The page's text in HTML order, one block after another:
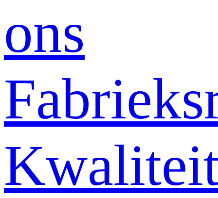
ons